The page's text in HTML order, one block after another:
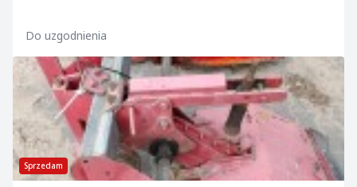
Do uzgodnienia
Sprzedam